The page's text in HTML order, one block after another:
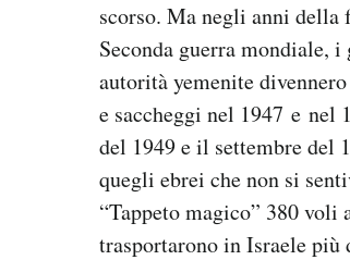
scorso. Ma negli anni della
Seconda guerra mondiale,
autorità yemenite
e saccheggi nel 1947 e
del 1949 e il settembre del
quegli ebrei che non si
“Tappeto magico” 380
trasportarono in Israele più